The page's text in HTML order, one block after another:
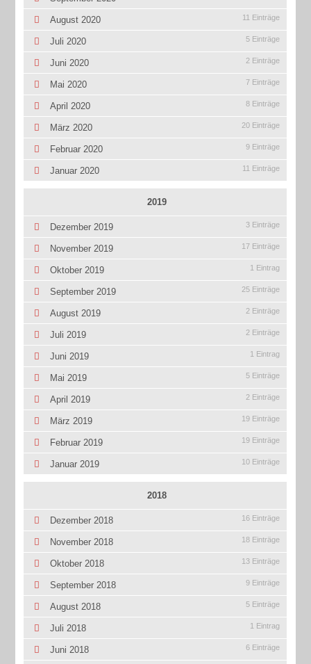
August 2020 11 Einträge
Juli 2020 5 Einträge
Juni 2020 2 Einträge
Mai 2020 7 Einträge
April 2020 8 Einträge
März 2020 20 Einträge
Februar 2020 9 Einträge
Januar 2020 11 Einträge
2019
Dezember 2019 3 Einträge
November 2019 17 Einträge
Oktober 2019 1 Eintrag
September 2019 25 Einträge
August 2019 2 Einträge
Juli 2019 2 Einträge
Juni 2019 1 Eintrag
Mai 2019 5 Einträge
April 2019 2 Einträge
März 2019 19 Einträge
Februar 2019 19 Einträge
Januar 2019 10 Einträge
2018
Dezember 2018 16 Einträge
November 2018 18 Einträge
Oktober 2018 13 Einträge
September 2018 9 Einträge
August 2018 5 Einträge
Juli 2018 1 Eintrag
Juni 2018 6 Einträge